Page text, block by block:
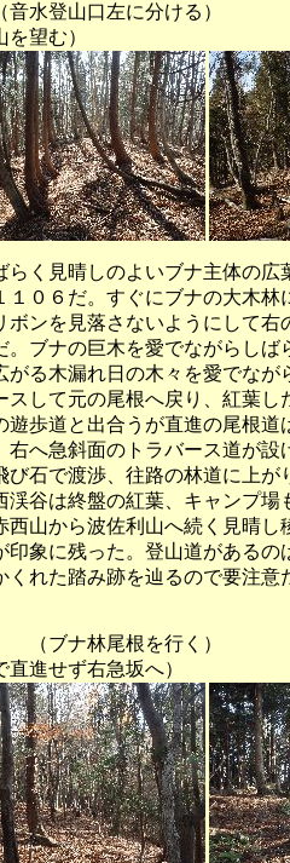
水登山口左に分ける）
を望む）
く見晴しのよいブナ主体の広
１０６だ。すぐにブナの大木
ボンを見落さないようにして
。ブナの巨木を愛でながらし
がる木漏れ日の木々を愛でな
スして元の尾根へ戻り、紅葉
遊歩道と出合うが直進の尾根
右へ急斜面のトラバース道が
び石で渡渉、往路の林道に上が
谷は終盤の紅葉、キャンプ場
西山から波佐利山へ続く見晴
印象に残った。登山道がある
くれた踏み跡を辿るので要注意
ナ林尾根を行く
直進せず右急坂へ）